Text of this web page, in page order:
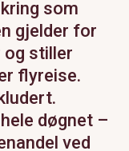
som
gjelder for
stiller
flyreise.
døgnet –
ved